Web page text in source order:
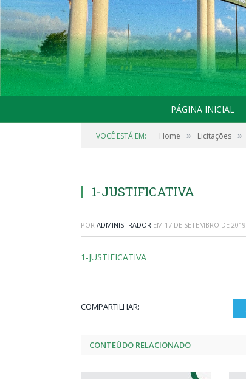
PÁGINA INICIAL
VOCÊ ESTÁ EM: Home » Licitações »
1-JUSTIFICATIVA
POR ADMINISTRADOR EM 17 DE SETEMBRO DE 2019
1-JUSTIFICATIVA
COMPARTILHAR:
CONTEÚDO RELACIONADO